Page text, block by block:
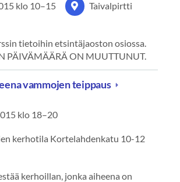
klo 10–15 Taivalpirtti
tietoihin etsintäjaoston osiossa.
PÄIVÄMÄÄRÄ ON MUUTTUNUT.
vammojen teippaus
klo 18–20
kerhotila Kortelahdenkatu 10-12
kerhoillan, jonka aiheena on